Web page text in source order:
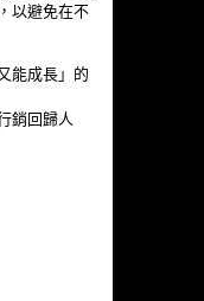
以避免在不
能成長」的
銷回歸人